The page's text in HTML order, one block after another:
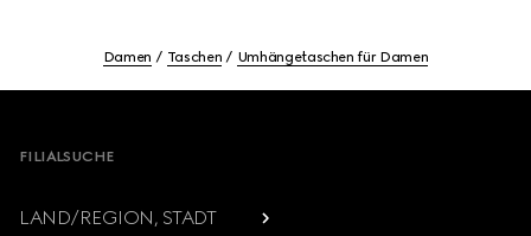
Damen Taschen Umhängetaschen für Damen
FILIALSUCHE
LAND/REGION, STADT